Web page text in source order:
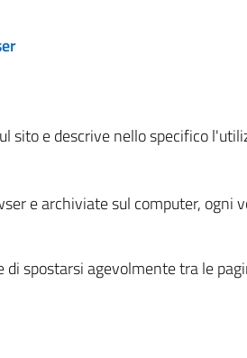
sito e descrive nello specifico
e archiviate sul computer, ogni
spostarsi agevolmente tra le